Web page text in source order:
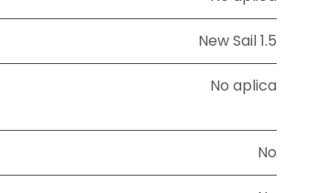
New Sail 1.5
No aplica
No